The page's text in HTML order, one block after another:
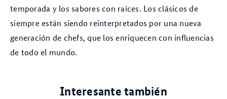
temporada y los sabores con raíces. Los clásicos de
siempre están siendo reinterpretados por una nueva
generación de chefs, que los enriquecen con influencias
de todo el mundo.
Interesante también